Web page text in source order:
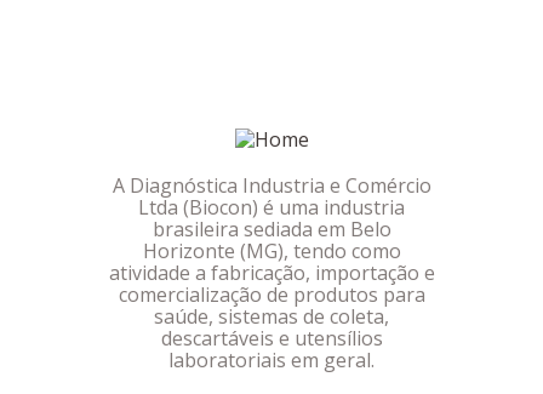
A Diagnóstica Industria e Comércio
Ltda (Biocon) é uma industria
brasileira sediada em Belo
Horizonte (MG), tendo como
atividade a fabricação, importação e
comercialização de produtos para
saúde, sistemas de coleta,
descartáveis e utensílios
laboratoriais em geral.